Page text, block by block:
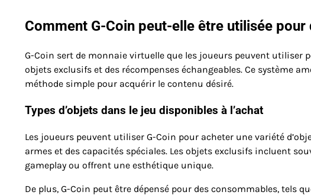
Comment G-Coin peut-elle être utilisée pour
G-Coin sert de monnaie virtuelle que les joueurs peuvent utiliser
objets exclusifs et des récompenses échangeables. Ce système
méthode simple pour acquérir le contenu désiré.
Types d’objets dans le jeu disponibles à l’achat
Les joueurs peuvent utiliser G-Coin pour acheter une variété
armes et des capacités spéciales. Les objets exclusifs incluent
gameplay ou offrent une esthétique unique.
De plus, G-Coin peut être dépensé pour des consommables, tels